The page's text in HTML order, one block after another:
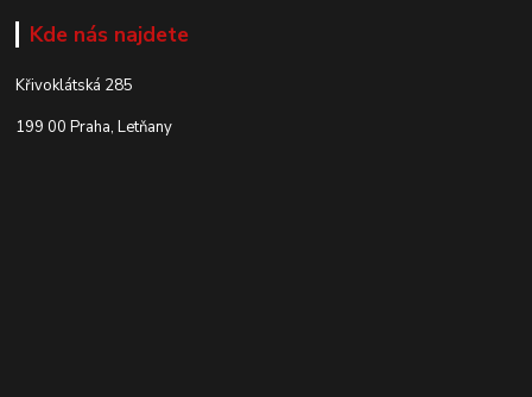
Kde nás najdete
Křivoklátská 285
199 00 Praha, Letňany